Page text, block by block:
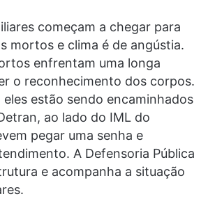
começam a chegar para
mortos e clima é de angústia.
enfrentam uma longa
o reconhecimento dos corpos.
eles estão sendo encaminhados
ao lado do IML do
pegar uma senha e
A Defensoria Pública
e acompanha a situação